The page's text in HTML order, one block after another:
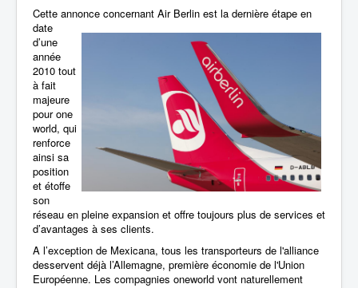
Cette annonce concernant Air Berlin est la dernière étape en
date
d’une
année
2010 tout
à fait
majeure
pour one
world, qui
renforce
ainsi sa
position
et étoffe
son
réseau en pleine expansion et offre toujours plus de services et
d’avantages à ses clients.
A l’exception de Mexicana, tous les transporteurs de l'alliance
desservent déjà l’Allemagne, première économie de l'Union
Européenne. Les compagnies oneworld vont naturellement